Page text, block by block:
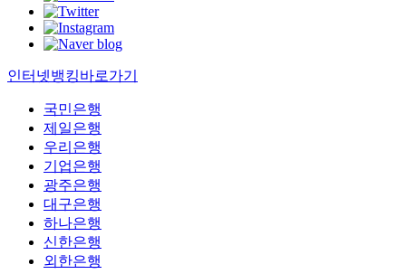
인터넷뱅킹바로가기
국민은행
제일은행
우리은행
기업은행
광주은행
대구은행
하나은행
신한은행
외한은행